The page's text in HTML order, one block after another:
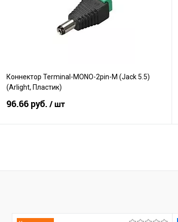
В наличии
Коннектор Terminal-MONO-2pin-M (Jack 5.5)
(Arlight, Пластик)
96.66 руб. / шт
Сравнение